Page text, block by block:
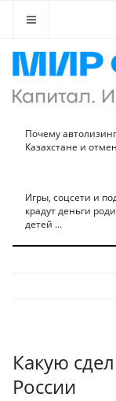
Почему
Казахстане и
Игры, соцсети и
крадут деньги
детей ...
Какую
России